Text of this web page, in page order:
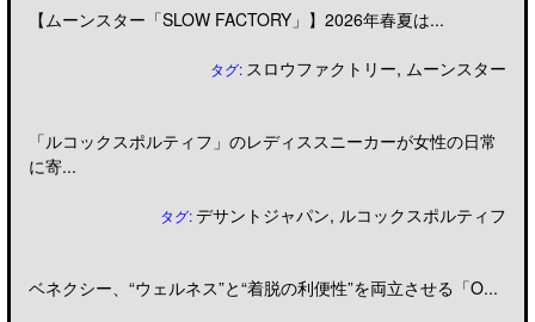
【ムーンスター「SLOW FACTORY」】2026年春夏は...
タグ: スロウファクトリー, ムーンスター
「ルコックスポルティフ」のレディススニーカーが女性の日常
に寄...
タグ:デサントジャパン, ルコックスポルティフ
ベネクシー、“ウェルネス”と“着脱の利便性”を両立させる「O...